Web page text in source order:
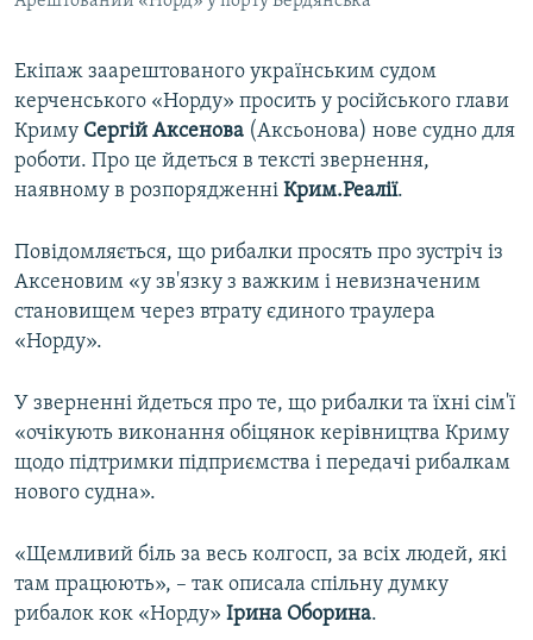
ІНФОГРАФІКА
ДОЛУЧАЙСЯ!
Усі сайти RFE/RL
Екіпаж заарештованого українським судом
керченського «Норду» просить у російського глави
Криму Сергій Аксенова (Аксьонова) нове судно для
роботи. Про це йдеться в тексті звернення,
наявному в розпорядженні Крим.Реалії.
Повідомляється, що рибалки просять про зустріч із
Аксеновим «у зв'язку з важким і невизначеним
становищем через втрату єдиного траулера
«Норду».
У зверненні йдеться про те, що рибалки та їхні сім'ї
«очікують виконання обіцянок керівництва Криму
щодо підтримки підприємства і передачі рибалкам
нового судна».
«Щемливий біль за весь колгосп, за всіх людей, які
там працюють», – так описала спільну думку
рибалок кок «Норду» Ірина Оборина.